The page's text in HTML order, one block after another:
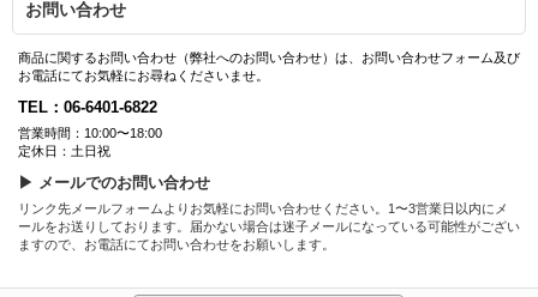
お問い合わせ
商品に関するお問い合わせ（弊社へのお問い合わせ）は、お問い合わせフォーム及び
お電話にてお気軽にお尋ねくださいませ。
TEL：06-6401-6822
営業時間：10:00〜18:00
定休日：土日祝
▶ メールでのお問い合わせ
リンク先メールフォームよりお気軽にお問い合わせください。1〜3営業日以内にメ
ールをお送りしております。届かない場合は迷子メールになっている可能性がござい
ますので、お電話にてお問い合わせをお願いします。